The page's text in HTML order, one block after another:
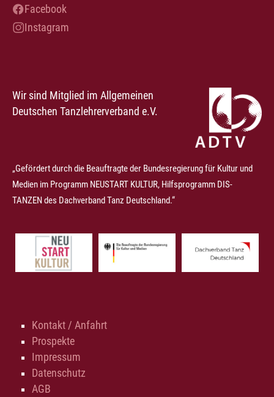
Facebook
Instagram
Wir sind Mitglied im Allgemeinen
Deutschen Tanzlehrerverband e.V.
„Gefördert durch die Beauftragte der Bundesregierung für Kultur und
Medien im Programm NEUSTART KULTUR, Hilfsprogramm DIS-
TANZEN des Dachverband Tanz Deutschland.“
Kontakt / Anfahrt
Prospekte
Impressum
Datenschutz
AGB